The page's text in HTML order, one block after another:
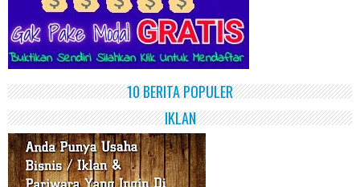
10 BERITA POPULER
IKLAN